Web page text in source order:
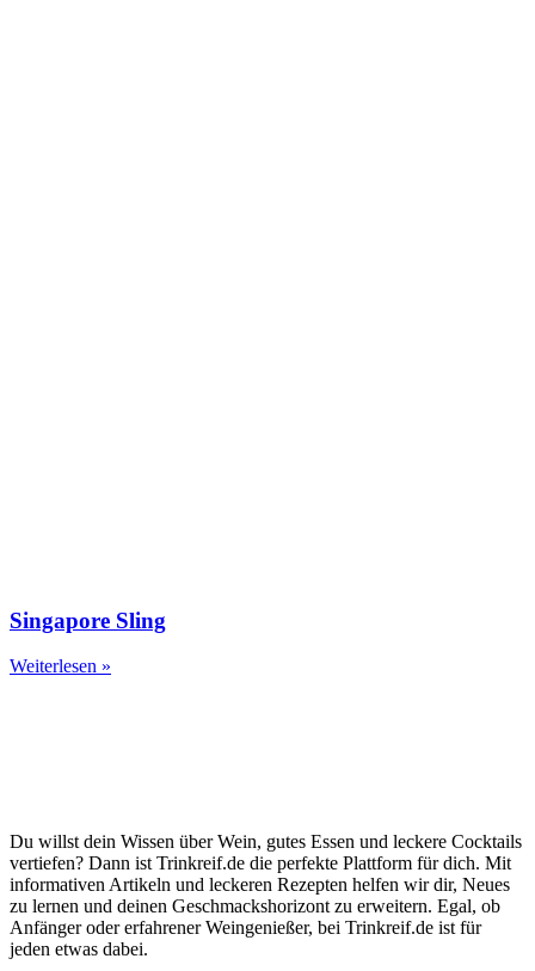
Singapore Sling
Weiterlesen »
Du willst dein Wissen über Wein, gutes Essen und leckere Cocktails
vertiefen? Dann ist Trinkreif.de die perfekte Plattform für dich. Mit
informativen Artikeln und leckeren Rezepten helfen wir dir, Neues
zu lernen und deinen Geschmackshorizont zu erweitern. Egal, ob
Anfänger oder erfahrener Weingenießer, bei Trinkreif.de ist für
jeden etwas dabei.